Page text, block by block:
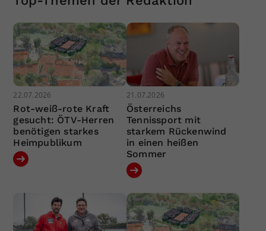
22.07.2026
Rot-weiß-rote Kraft
gesucht: ÖTV-Herren
benötigen starkes
Heimpublikum
21.07.2026
Österreichs
Tennissport mit
starkem Rückenwind
in einen heißen
Sommer